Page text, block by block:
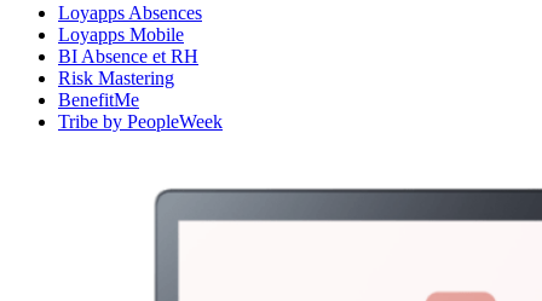
Loyapps Absences
Loyapps Mobile
BI Absence et RH
Risk Mastering
BenefitMe
Tribe by PeopleWeek